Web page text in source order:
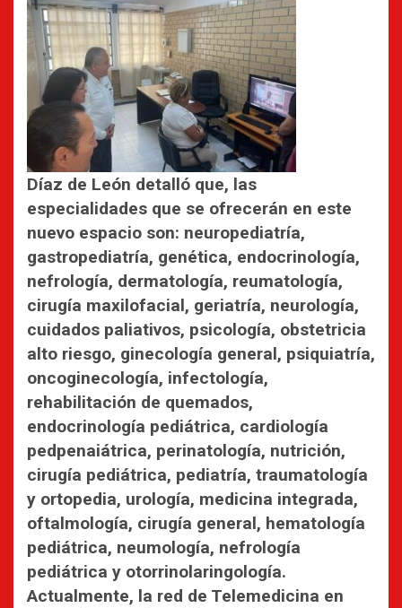
Díaz de León detalló que, las
especialidades que se ofrecerán en este
nuevo espacio son: neuropediatría,
gastropediatría, genética, endocrinología,
nefrología, dermatología, reumatología,
cirugía maxilofacial, geriatría, neurología,
cuidados paliativos, psicología, obstetricia
alto riesgo, ginecología general, psiquiatría,
oncoginecología, infectología,
rehabilitación de quemados,
endocrinología pediátrica, cardiología
pedpenaiátrica, perinatología, nutrición,
cirugía pediátrica, pediatría, traumatología
y ortopedia, urología, medicina integrada,
oftalmología, cirugía general, hematología
pediátrica, neumología, nefrología
pediátrica y otorrinolaringología.
Actualmente, la red de Telemedicina en